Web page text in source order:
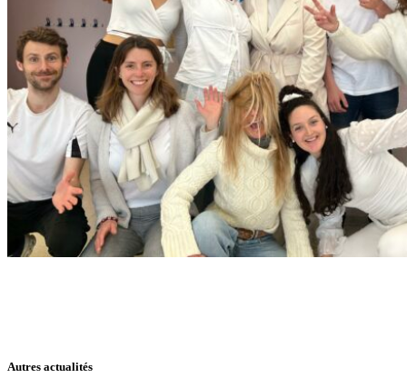
Autres actualités